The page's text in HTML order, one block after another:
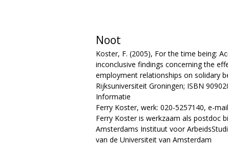
Noot
Koster, F. (2005), For the time being:
inconclusive findings concerning the
employment relationships on solidary
Rijksuniversiteit Groningen; ISBN
Informatie
Ferry Koster, werk: 020-5257140, e-
Ferry Koster is werkzaam als postdoc
Amsterdams Instituut voor
van de Universiteit van Amsterdam